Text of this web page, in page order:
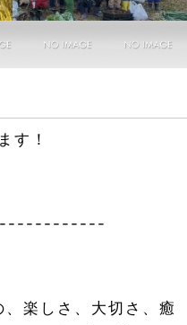
す！
楽しさ、大切さ、癒